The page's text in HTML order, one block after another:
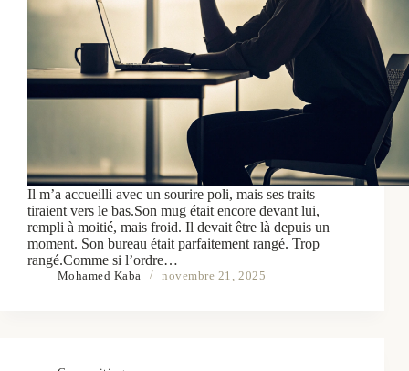
Il m’a accueilli avec un sourire poli, mais ses traits
tiraient vers le bas.Son mug était encore devant lui,
rempli à moitié, mais froid. Il devait être là depuis un
moment. Son bureau était parfaitement rangé. Trop
rangé.Comme si l’ordre…
Mohamed Kaba novembre 21, 2025